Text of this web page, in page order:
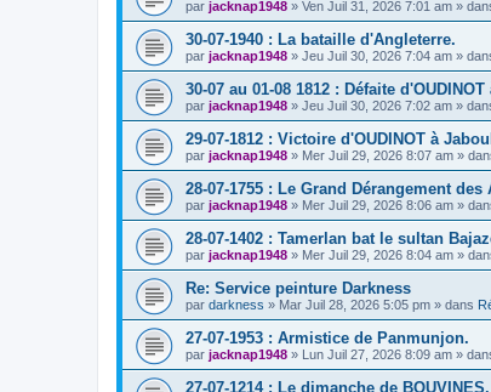
par jacknap1948 » Ven Juil 31, 2026 7:01 am »
30-07-1940 : La bataille d'Angleterre.
par jacknap1948 » Jeu Juil 30, 2026 7:04 am »
30-07 au 01-08 1812 : Défaite
par jacknap1948 » Jeu Juil 30, 2026 7:02 am »
29-07-1812 : Victoire d'OUDINOT à
par jacknap1948 » Mer Juil 29, 2026 8:07 am »
28-07-1755 : Le Grand Dérangement des
par jacknap1948 » Mer Juil 29, 2026 8:06 am »
28-07-1402 : Tamerlan bat le sultan
par jacknap1948 » Mer Juil 29, 2026 8:04 am »
Re: Service peinture Darkness
par darkness » Mar Juil 28, 2026 5:05 pm » dans
27-07-1953 : Armistice de Panmunjon.
par jacknap1948 » Lun Juil 27, 2026 8:09 am »
27-07-1214 : Le dimanche de BOUVINES.